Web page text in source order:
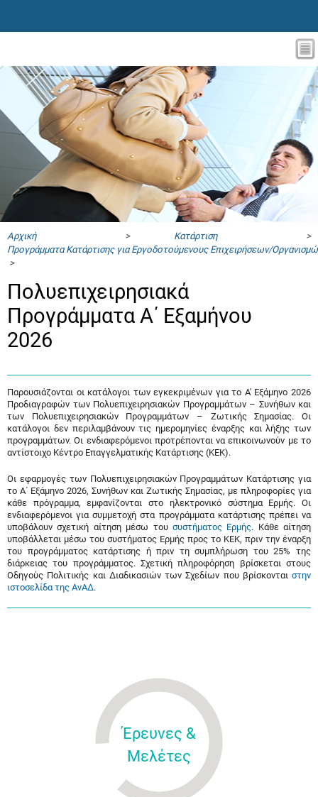
Αρχική> Κατάρτιση>
Προγράμματα Κατάρτισης για Εργοδοτούμενους Επιχειρήσεων/
>
Πολυεπιχειρησιακά
Προγράμματα A΄ Εξαμήνου
2026
Παρουσιάζονται οι κατάλογοι των εγκεκριμένων για το A' Εξάμηνο 2026
Προδιαγραφών των Πολυεπιχειρησιακών Προγραμμάτων – Συνήθων και
των Πολυεπιχειρησιακών Προγραμμάτων – Ζωτικής Σημασίας. Οι
κατάλογοι δεν περιλαμβάνουν τις ημερομηνίες έναρξης και λήξης των
προγραμμάτων. Οι ενδιαφερόμενοι προτρέπονται να επικοινωνούν με το
αντίστοιχο Κέντρο Επαγγελματικής Κατάρτισης (ΚΕΚ).
Οι εφαρμογές των Πολυεπιχειρησιακών Προγραμμάτων Κατάρτισης για
το A΄ Εξάμηνο 2026, Συνήθων και Ζωτικής Σημασίας, με πληροφορίες για
κάθε πρόγραμμα, εμφανίζονται στο ηλεκτρονικό σύστημα Ερμής. Οι
ενδιαφερόμενοι για συμμετοχή στα προγράμματα κατάρτισης πρέπει να
υποβάλουν σχετική αίτηση μέσω του συστήματος Ερμής. Κάθε αίτηση
υποβάλλεται μέσω του συστήματος Ερμής προς το ΚΕΚ, πριν την έναρξη
του προγράμματος κατάρτισης ή πριν τη συμπλήρωση του 25% της
διάρκειας του προγράμματος. Σχετική πληροφόρηση βρίσκεται στους
Οδηγούς Πολιτικής και Διαδικασιών των Σχεδίων που βρίσκονται στην
ιστοσελίδα της ΑνΑΔ.
Έρευνες &
Μελέτες